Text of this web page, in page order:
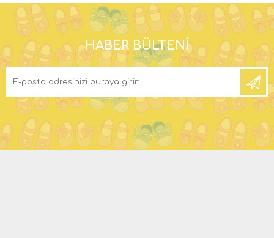
HABER BÜLTENI